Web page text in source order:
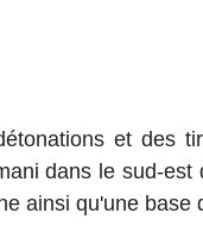
et des
dans le sud-est
ainsi qu'une base